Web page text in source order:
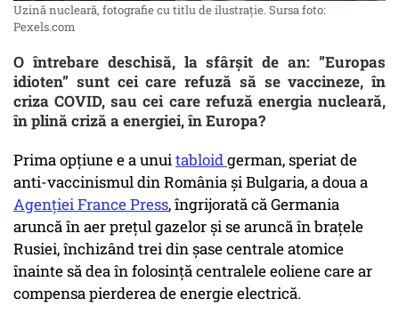
Uzină nucleară, fotografie cu titlu de ilustrație. Sursa foto:
Pexels.com
O întrebare deschisă, la sfârșit de an: ”Europas
idioten” sunt cei care refuză să se vaccineze, în
criza COVID, sau cei care refuză energia nucleară,
în plină criză a energiei, în Europa?
Prima opțiune e a unuitabloidgerman, speriat de
anti-vaccinismul din România și Bulgaria, a doua a
Agenției France Press, îngrijorată că Germania
aruncă în aer prețul gazelor și se aruncă în brațele
Rusiei, închizând trei din șase centrale atomice
înainte să dea în folosință centralele eoliene care ar
compensa pierderea de energie electrică.